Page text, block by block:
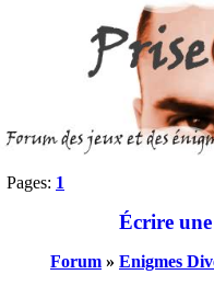
Pages: 1
Écrire
Forum » Enigmes